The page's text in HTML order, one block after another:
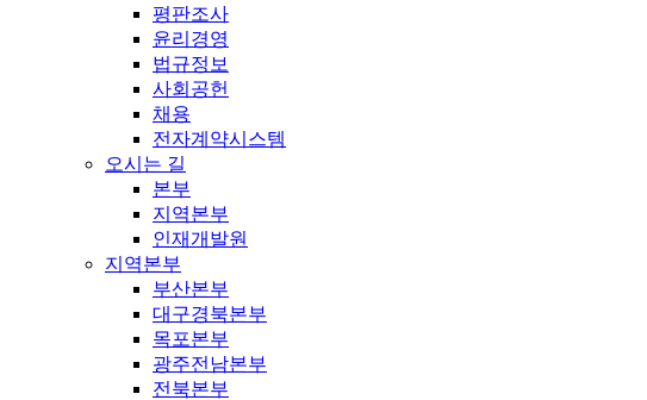
평판조사
윤리경영
법규정보
사회공헌
채용
전자계약시스템
오시는 길
본부
지역본부
인재개발원
지역본부
부산본부
대구경북본부
목포본부
광주전남본부
전북본부